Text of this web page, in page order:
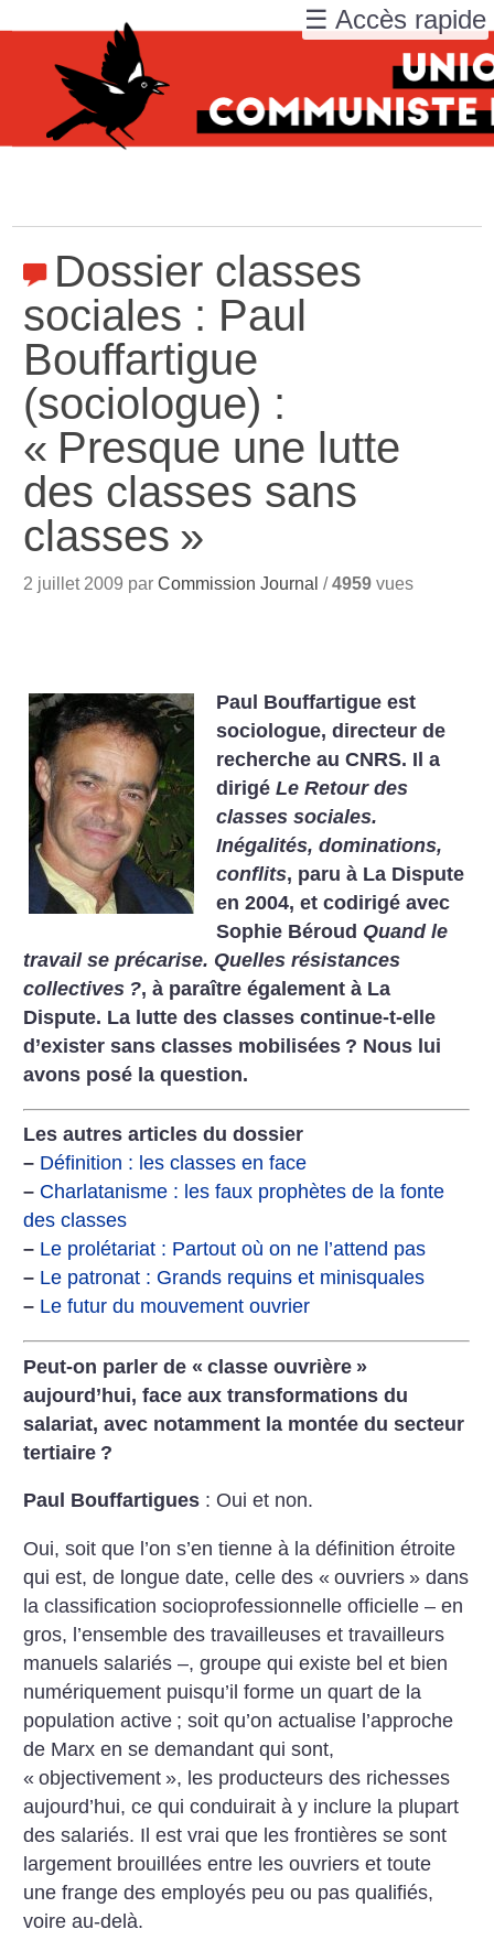
Dossier classes
sociales : Paul
Bouffartigue
(sociologue) :
« Presque une lutte
des classes sans
classes »
2 juillet 2009 parCommission Journal /4959 vues
Paul Bouffartigue est
sociologue, directeur de
recherche au CNRS. Il a
dirigéLe Retour des
classes sociales.
Inégalités, dominations,
conflits, paru à La Dispute
en 2004, et codirigé avec
Sophie Béroud Quand le
travail se précarise. Quelles résistances
collectives ?, à paraître également à La
Dispute. La lutte des classes continue-t-elle
d’exister sans classes mobilisées ? Nous lui
avons posé la question.
Les autres articles du dossier
– Définition : les classes en face
– Charlatanisme : les faux prophètes de la fonte
des classes
– Le prolétariat : Partout où on ne l’attend pas
– Le patronat : Grands requins et minisquales
– Le futur du mouvement ouvrier
Peut-on parler de « classe ouvrière »
aujourd’hui,face aux transformations du
salariat, avec notamment la montée du secteur
tertiaire ?
Paul Bouffartigues : Oui et non.
Oui, soit que l’on s’en tienne à la définition étroite
qui est, de longue date, celle des « ouvriers » dans
la classification socioprofessionnelle officielle – en
gros, l’ensemble des travailleuses et travailleurs
manuels salariés –, groupe qui existe bel et bien
numériquement puisqu’il forme un quart de la
population active ; soit qu’on actualise l’approche
de Marx en se demandant qui sont,
« objectivement », les producteurs des richesses
aujourd’hui, ce qui conduirait à y inclure la plupart
des salariés. Il est vrai que les frontières se sont
largement brouillées entre les ouvriers et toute
une frange des employés peu ou pas qualifiés,
voire au-delà.
☰ Accès rapide